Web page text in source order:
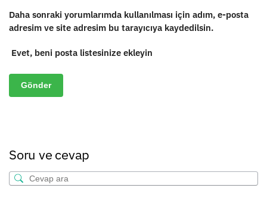
Daha sonraki yorumlarımda kullanılması için adım, e-posta
adresim ve site adresim bu tarayıcıya kaydedilsin.
Evet, beni posta listesinize ekleyin
Soru ve cevap